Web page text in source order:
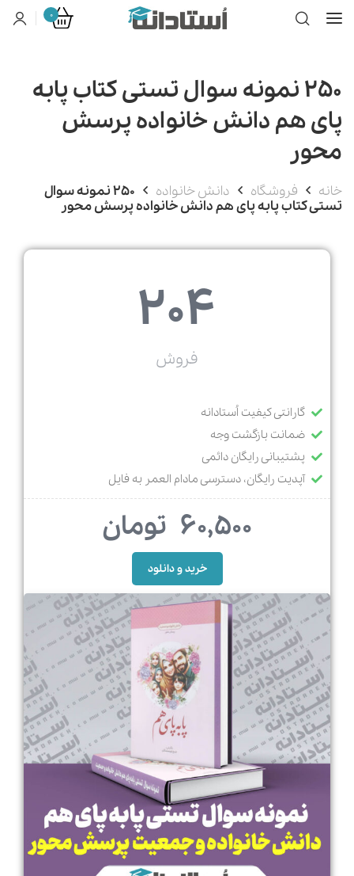
0
250 نمونه سوال تستی کتاب پابه
پای هم دانش خانواده پرسش
محور
خانه فروشگاه دانش خانواده
250 نمونه سوال
تستی کتاب پابه پای هم دانش خانواده پرسش محور
204
فروش
گارانتی کیفیت اُستادانه
ضمانت بازگشت وجه
پشتیبانی رایگان دائمی
آپدیت رایگان، دسترسی مادام العمر به فایل
60,500 تومان
خرید و دانلود